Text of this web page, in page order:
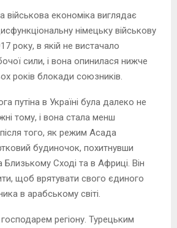
військова економіка виглядає
німецьку військову
року, в якій не вистачало
сили, і вона опинилася нижче
років блокади союзників.
путіна в Україні була далеко не
тому, і вона стала менш
того, як режим Асада
будиночок, похитнувши
Близькому Сході та в Африці. Він
щоб врятувати свого єдиного
в арабському світі.
регіону. Турецьким